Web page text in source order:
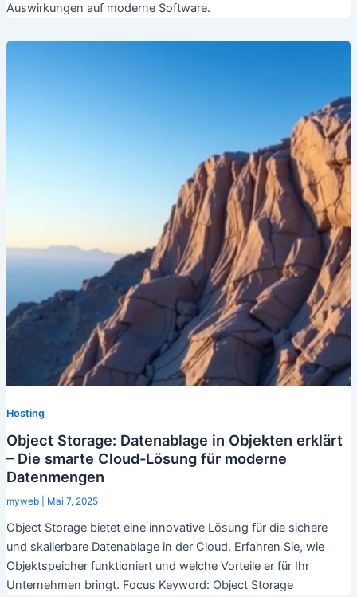
Auswirkungen auf moderne Software.
Hosting
Object Storage: Datenablage in Objekten erklärt
– Die smarte Cloud-Lösung für moderne
Datenmengen
myweb Mai 7, 2025
Object Storage bietet eine innovative Lösung für die sichere
und skalierbare Datenablage in der Cloud. Erfahren Sie, wie
Objektspeicher funktioniert und welche Vorteile er für Ihr
Unternehmen bringt. Focus Keyword: Object Storage